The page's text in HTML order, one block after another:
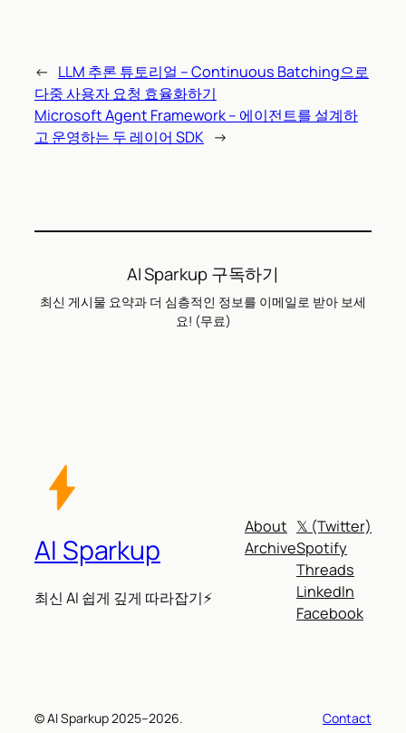
← LLM 추론 튜토리얼 – Continuous Batching으로
다중 사용자 요청 효율화하기
Microsoft Agent Framework – 에이전트를 설계하
고 운영하는 두 레이어 SDK →
AI Sparkup 구독하기
최신 게시물 요약과 더 심층적인 정보를 이메일로 받아 보세
요! (무료)
AI Sparkup
최신 AI 쉽게 깊게 따라잡기⚡
About
Archive
𝕏 (Twitter)
Spotify
Threads
LinkedIn
Facebook
© AI Sparkup 2025–2026. Contact